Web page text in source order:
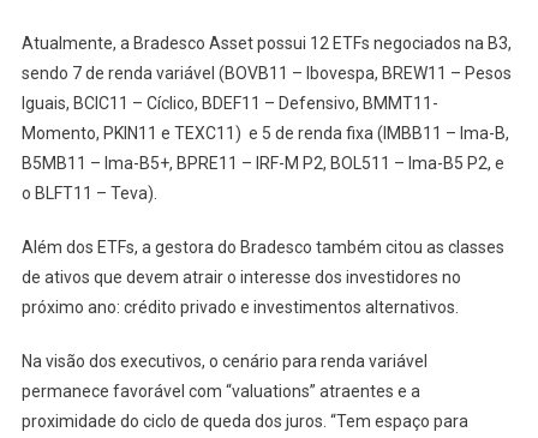
Atualmente, a Bradesco Asset possui 12 ETFs negociados na B3,
sendo 7 de renda variável (BOVB11 – Ibovespa, BREW11 – Pesos
Iguais, BCIC11 – Cíclico, BDEF11 – Defensivo, BMMT11-
Momento, PKIN11 e TEXC11) e 5 de renda fixa (IMBB11 – Ima-B,
B5MB11 – Ima-B5+, BPRE11 – IRF-M P2, BOL511 – Ima-B5 P2, e
o BLFT11 – Teva).
Além dos ETFs, a gestora do Bradesco também citou as classes
de ativos que devem atrair o interesse dos investidores no
próximo ano: crédito privado e investimentos alternativos.
Na visão dos executivos, o cenário para renda variável
permanece favorável com “valuations” atraentes e a
proximidade do ciclo de queda dos juros. “Tem espaço para